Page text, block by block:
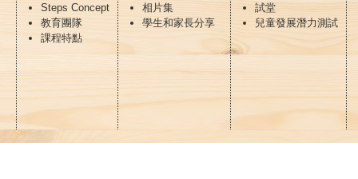
Steps Concept
教育團隊
課程特點
相片集
學生和家長分享
試堂
兒童發展潛力測試